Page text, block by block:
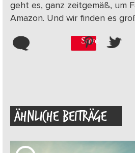
geht es, ganz zeitgemäß, um
Amazon. Und wir finden es
Save
ÄHNLICHE BEITRÄGE